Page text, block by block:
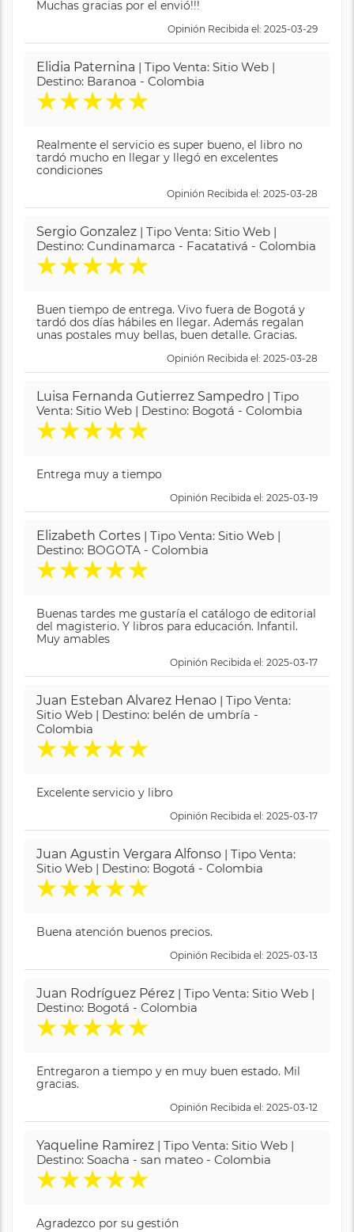
Muchas gracias por el envió!!!
Opinión Recibida el: 2025-03-29
Elidia Paternina | Tipo Venta: Sitio Web |
Destino: Baranoa - Colombia
★★★★★
Realmente el servicio es super bueno, el libro no
tardó mucho en llegar y llegó en excelentes
condiciones
Opinión Recibida el: 2025-03-28
Sergio Gonzalez | Tipo Venta: Sitio Web |
Destino: Cundinamarca - Facatativá - Colombia
★★★★★
Buen tiempo de entrega. Vivo fuera de Bogotá y
tardó dos días hábiles en llegar. Además regalan
unas postales muy bellas, buen detalle. Gracias.
Opinión Recibida el: 2025-03-28
Luisa Fernanda Gutierrez Sampedro | Tipo
Venta: Sitio Web | Destino: Bogotá - Colombia
★★★★★
Entrega muy a tiempo
Opinión Recibida el: 2025-03-19
Elizabeth Cortes | Tipo Venta: Sitio Web |
Destino: BOGOTA - Colombia
★★★★★
Buenas tardes me gustaría el catálogo de editorial
del magisterio. Y libros para educación. Infantil.
Muy amables
Opinión Recibida el: 2025-03-17
Juan Esteban Alvarez Henao | Tipo Venta:
Sitio Web | Destino: belén de umbría -
Colombia
★★★★★
Excelente servicio y libro
Opinión Recibida el: 2025-03-17
Juan Agustin Vergara Alfonso | Tipo Venta:
Sitio Web | Destino: Bogotá - Colombia
★★★★★
Buena atención buenos precios.
Opinión Recibida el: 2025-03-13
Juan Rodríguez Pérez | Tipo Venta: Sitio Web |
Destino: Bogotá - Colombia
★★★★★
Entregaron a tiempo y en muy buen estado. Mil
gracias.
Opinión Recibida el: 2025-03-12
Yaqueline Ramirez | Tipo Venta: Sitio Web |
Destino: Soacha - san mateo - Colombia
★★★★★
Agradezco por su gestión